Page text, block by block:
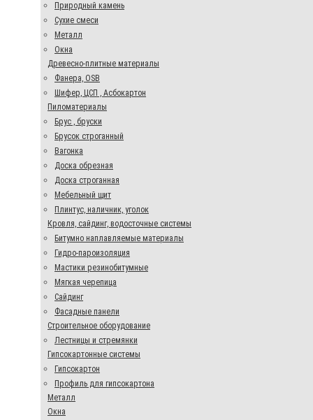
Природный камень
Сухие смеси
Металл
Окна
Древесно-плитные материалы
Фанера, OSB
Шифер, ЦСП , Асбокартон
Пиломатериалы
Брус , бруски
Брусок строганный
Вагонка
Доска обрезная
Доска строганная
Мебельный щит
Плинтус, наличник, уголок
Кровля, сайдинг, водосточные системы
Битумно наплавляемые материалы
Гидро-пароизоляция
Мастики резинобитумные
Мягкая черепица
Сайдинг
Фасадные панели
Строительное оборудование
Лестницы и стремянки
Гипсокартонные системы
Гипсокартон
Профиль для гипсокартона
Металл
Окна